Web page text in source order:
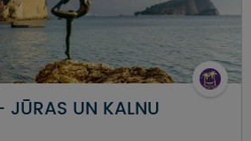
JŪRAS UN KALNU